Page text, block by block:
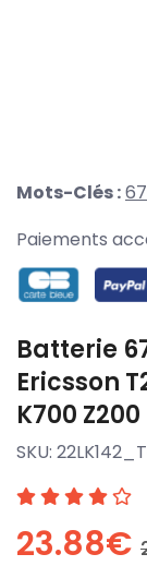
Mots-Clés :
Paiements
Batterie
Ericsson
K700
SKU:
23.88€